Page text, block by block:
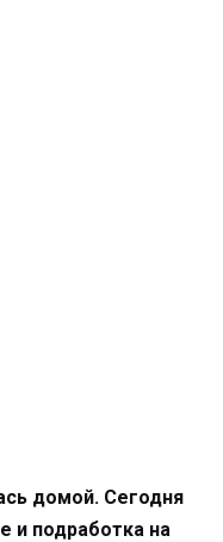
домой. Сегодня
и подработка на